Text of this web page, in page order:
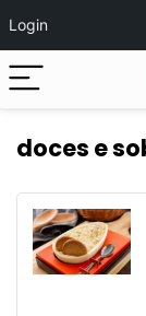
Login
doces e